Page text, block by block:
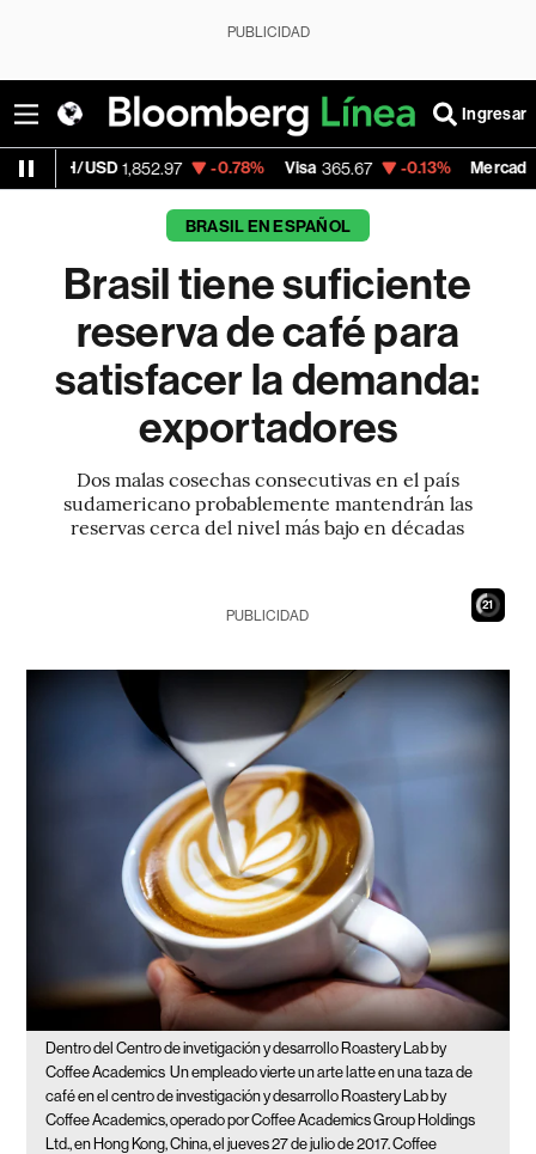
PUBLICIDAD
Ingresar
1,852.97 -0.78% Visa 365.67 -0.13% MercadoLibre
BRASIL EN ESPAÑOL
Brasil tiene suficiente
reserva de café para
satisfacer la demanda:
exportadores
Dos malas cosechas consecutivas en el país
sudamericano probablemente mantendrán las
reservas cerca del nivel más bajo en décadas
20
PUBLICIDAD
Dentro del Centro de invetigación y desarrollo Roastery Lab by
Coffee Academics Un empleado vierte un arte latte en una taza de
café en el centro de investigación y desarrollo Roastery Lab by
Coffee Academics, operado por Coffee Academics Group Holdings
Ltd., en Hong Kong, China, el jueves 27 de julio de 2017. Coffee